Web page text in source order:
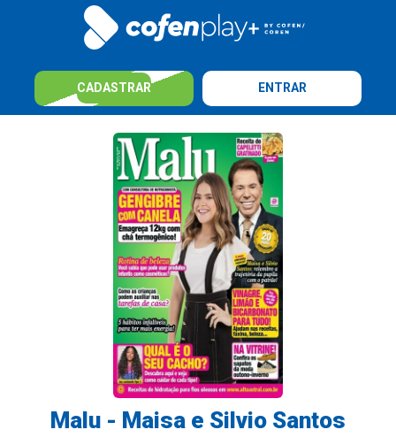
CADASTRAR ENTRAR
Malu - Maisa e Silvio Santos